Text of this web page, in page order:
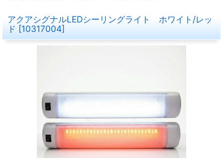
アクアシグナルLEDシーリングライト ホワイト/レッ
ド [10317004]